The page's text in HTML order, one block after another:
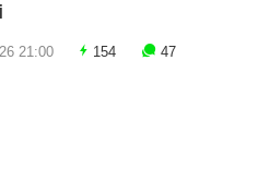
21:00 154 47